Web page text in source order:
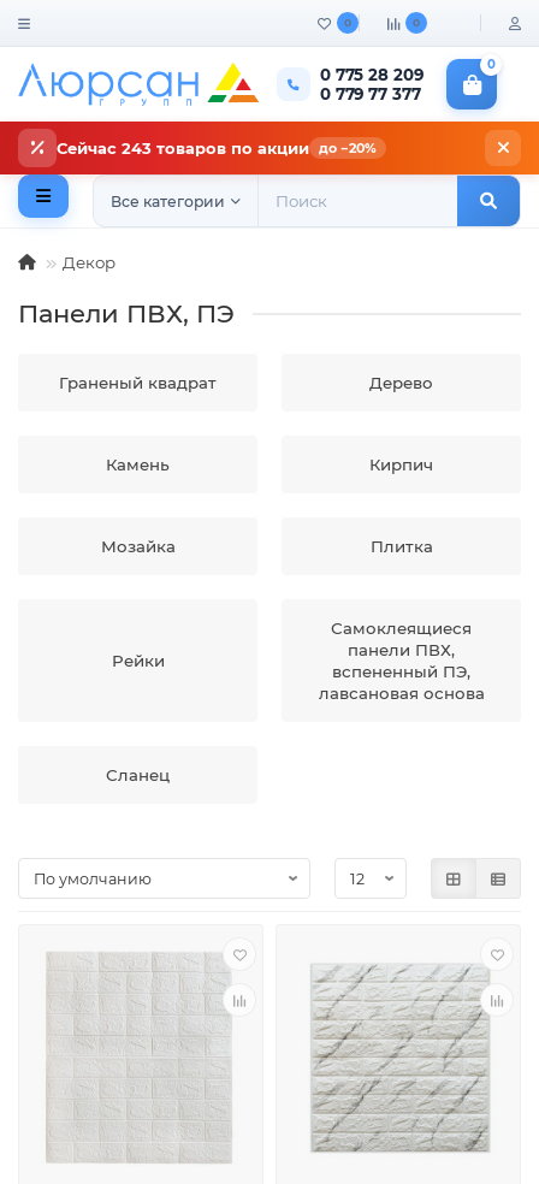
0 0
0 775 28 209
0 779 77 377
0
Сейчас 243 товаров по акции до −20%
Все категории
Декор
Панели ПВХ, ПЭ
Граненый квадрат Дерево
Камень Кирпич
Мозайка Плитка
Рейки
Самоклеящиеся
панели ПВХ,
вспененный ПЭ,
лавсановая основа
Сланец